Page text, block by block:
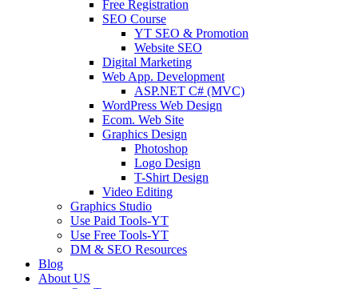
Free Registration
SEO Course
YT SEO & Promotion
Website SEO
Digital Marketing
Web App. Development
ASP.NET C# (MVC)
WordPress Web Design
Ecom. Web Site
Graphics Design
Photoshop
Logo Design
T-Shirt Design
Video Editing
Graphics Studio
Use Paid Tools-YT
Use Free Tools-YT
DM & SEO Resources
Blog
About US